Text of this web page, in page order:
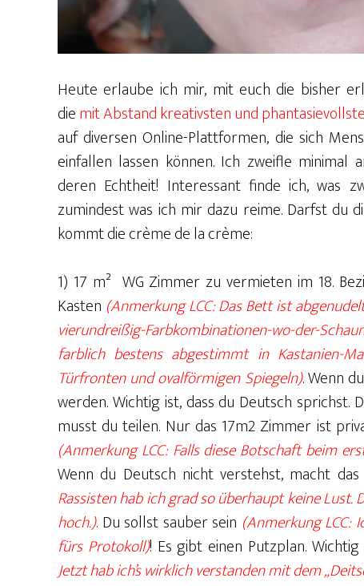
Heute erlaube ich mir, mit euch die bisher
diemit Abstand kreativsten und
auf diversen Online-Plattformen, die sich
einfallen lassen können. Ich zweifle
deren Echtheit! Interessant finde ich, was
zumindest was ich mir dazu reime. Darfst du
kommt die crème de la crème:
1) 17 m² WG Zimmer zu vermieten im 18.
Kasten (Anmerkung LCC: Das Bett ist
vierundreißig-Farbkombinationen-wo-der-
farblich bestens abgestimmt in Kastanien-
Türfronten und ovalförmigen Spiegeln). Wenn
werden. Wichtig ist, dass du Deutsch sprichst.
musst du teilen. Nur das 17m2 Zimmer ist
(Anmerkung LCC: Falls diese Botschaft beim
Wenn du Deutsch nicht verstehst, macht das
Rassisten hab ich grad so überhaupt keine
hoch.). Du sollst sauber sein (Anmerkung LCC:
fürs Protokoll)! Es gibt einen Putzplan.
Jetzt hab ich’s wirklich verstanden mit dem